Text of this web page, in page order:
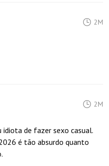
2M
2M
idiota de fazer sexo casual.
é tão absurdo quanto